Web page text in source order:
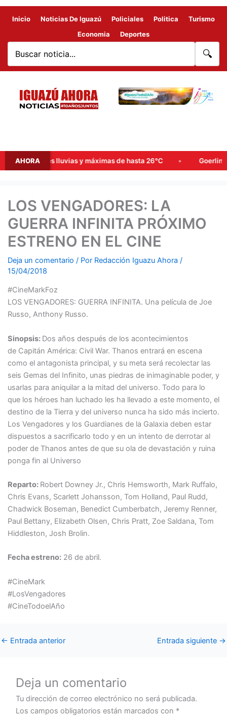
Inicio Noticias De Iguazú Policiales Politica
Turismo
Economia
Deportes
🔍
AHORAlluvias y máximas de hasta 26°C Goerling, Arce
LOS VENGADORES: LA
GUERRA INFINITA PRÓXIMO
ESTRENO EN EL CINE
Deja un comentario / Por Redacción Iguazu Ahora /
15/04/2018
#CineMarkFoz
LOS VENGADORES: GUERRA INFINITA. Una película de Joe
Russo, Anthony Russo.
Sinopsis: Dos años después de los acontecimientos
de Capitán América: Civil War. Thanos entrará en escena
como el antagonista principal, y su meta será recolectar las
seis Gemas del Infinito, unas piedras de inimaginable poder, y
usarlas para aniquilar a la mitad del universo. Todo para lo
que los héroes han luchado les ha llevado a este momento, el
destino de la Tierra y del universo nunca ha sido más incierto.
Los Vengadores y los Guardianes de la Galaxia deben estar
dispuestos a sacrificarlo todo y en un intento de derrotar al
poder de Thanos antes de que su ola de devastación y ruina
ponga fin al Universo
Reparto: Robert Downey Jr., Chris Hemsworth, Mark Ruffalo,
Chris Evans, Scarlett Johansson, Tom Holland, Paul Rudd,
Chadwick Boseman, Benedict Cumberbatch, Jeremy Renner,
Paul Bettany, Elizabeth Olsen, Chris Pratt, Zoe Saldana, Tom
Hiddleston, Josh Brolin.
Fecha estreno:26 de abril.
#CineMark
#LosVengadores
#CineTodoelAño
← Entrada anterior Entrada siguiente →
Deja un comentario
Tu dirección de correo electrónico no será publicada.
Los campos obligatorios están marcados con *